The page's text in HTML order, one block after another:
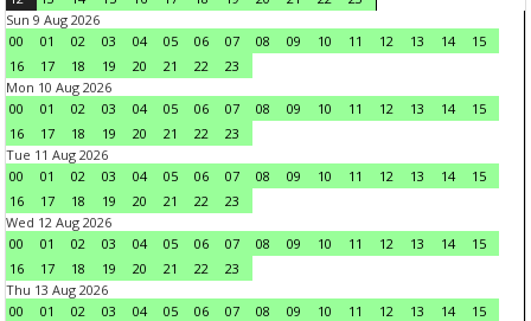
Sun 9 Aug 2026
00
01 02 03 04 05 06 07 08 09 10 11 12 13 14
15
16
17 18 19 20 21 22
23
Mon 10 Aug 2026
00
01 02 03 04 05 06 07 08 09 10 11 12 13 14
15
16
17 18 19 20 21 22
23
Tue 11 Aug 2026
00
01 02 03 04 05 06 07 08 09 10 11 12 13 14
15
16
17 18 19 20 21 22
23
Wed 12 Aug 2026
00
01 02 03 04 05 06 07 08 09 10 11 12 13 14
15
16
17 18 19 20 21 22
23
Thu 13 Aug 2026
00
01 02 03 04 05 06 07 08 09 10 11 12 13 14
15